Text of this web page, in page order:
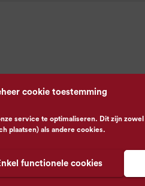
cookie toestemming
service te optimaliseren. Dit zijn
plaatsen) als andere cookies.
functionele cookies